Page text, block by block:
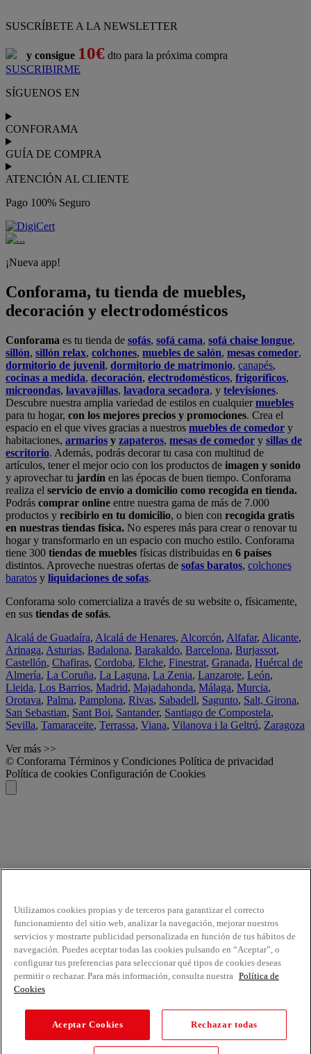
SUSCRÍBETE A LA NEWSLETTER
y consigue 10€ dto para la próxima compra
SUSCRIBIRME
SÍGUENOS EN
CONFORAMA
GUÍA DE COMPRA
ATENCIÓN AL CLIENTE
Pago 100% Seguro
¡Nueva app!
Conforama, tu tienda de muebles,
decoración y electrodomésticos
Conforama es tu tienda de sofás, sofá cama, sofá chaise longue,
sillón, sillón relax, colchones, muebles de salón, mesas comedor,
dormitorio de juvenil, dormitorio de matrimonio, canapés,
cocinas a medida, decoración, electrodomésticos, frigoríficos,
microondas, lavavajillas, lavadora secadora, y televisiones.
Descubre nuestra amplia variedad de estilos en cualquiermuebles
para tu hogar, con los mejores precios y promociones. Crea el
espacio en el que vives gracias a nuestros muebles de comedor y
habitaciones, armarios y zapateros, mesas de comedor y sillas de
escritorio. Además, podrás decorar tu casa con multitud de
artículos, tener el mejor ocio con los productos de imagen y sonido
y aprovechar tu jardín en las épocas de buen tiempo. Conforama
realiza el servicio de envío a domicilio como recogida en tienda.
Podrás comprar online entre nuestra gama de más de 7.000
productos y recibirlo en tu domicilio, o bien con recogida gratis
en nuestras tiendas física. No esperes más para crear o renovar tu
hogar y transformarlo en un espacio con mucho estilo. Conforama
tiene 300 tiendas de muebles físicas distribuidas en 6 países
distintos. Aproveche nuestras ofertas de sofas baratos, colchones
baratos y liquidaciones de sofas.
Conforama solo comercializa a través de su website o, físicamente,
en sus tiendas de sofás.
Alcalá de Guadaíra, Alcalá de Henares, Alcorcón, Alfafar, Alicante,
Arinaga, Asturias, Badalona, Barakaldo, Barcelona, Burjassot,
Castellón, Chafiras, Cordoba, Elche, Finestrat, Granada, Huércal de
Almería, La Coruña, La Laguna, La Zenia, Lanzarote, León,
Lleida, Los Barrios, Madrid, Majadahonda, Málaga, Murcia,
Orotava, Palma, Pamplona, Rivas, Sabadell, Sagunto, Salt, Girona,
San Sebastian, Sant Boi, Santander, Santiago de Compostela,
Sevilla, Tamaraceite, Terrassa, Viana, Vilanova i la Geltrú, Zaragoza
Ver más >>
© Conforama Términos y Condiciones Política de privacidad
Política de cookies Configuración de Cookies
Utilizamos cookies propias y de terceros para garantizar el correcto
funcionamiento del sitio web, analizar la navegación, mejorar nuestros
servicios y mostrarte publicidad personalizada en función de tus hábitos de
navegación. Puedes aceptar todas las cookies pulsando en “Aceptar”, o
configurar tus preferencias para seleccionar qué tipos de cookies deseas
permitir o rechazar. Para más información, consulta nuestra Política de
Cookies
Aceptar Cookies Rechazar todas